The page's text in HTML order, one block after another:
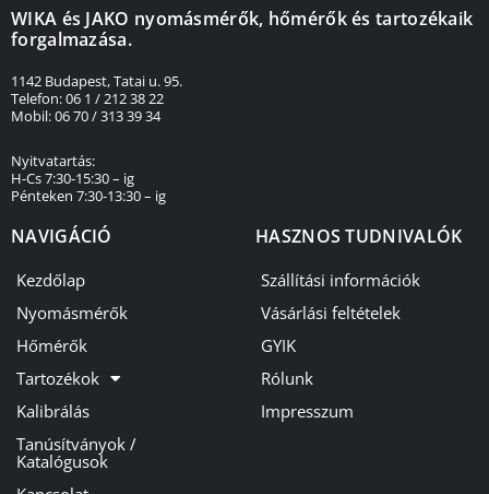
WIKA és JAKO nyomásmérők, hőmérők és tartozékaik
forgalmazása.
1142 Budapest, Tatai u. 95.
Telefon: 06 1 / 212 38 22
Mobil: 06 70 / 313 39 34
Nyitvatartás:
H-Cs 7:30-15:30 – ig
Pénteken 7:30-13:30 – ig
NAVIGÁCIÓ
Kezdőlap
Nyomásmérők
Hőmérők
Tartozékok
Kalibrálás
Tanúsítványok /
Katalógusok
HASZNOS TUDNIVALÓK
Szállítási információk
Vásárlási feltételek
GYIK
Rólunk
Impresszum